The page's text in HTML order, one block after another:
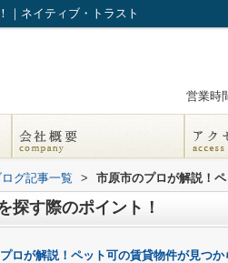
｜ネイティブ・トラスト
営業時
グ記事一覧 > 市原市のプロが解説！
探す際のポイント！
ロが解説！ペット可の賃貸物件が見つか